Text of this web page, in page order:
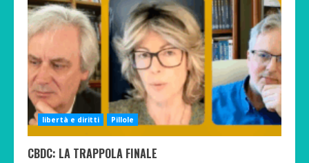
libertà e diritti Pillole
CBDC: LA TRAPPOLA FINALE